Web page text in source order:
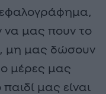
να μας πουν το
μη μας δώσουν
μέρες μας
μας είναι